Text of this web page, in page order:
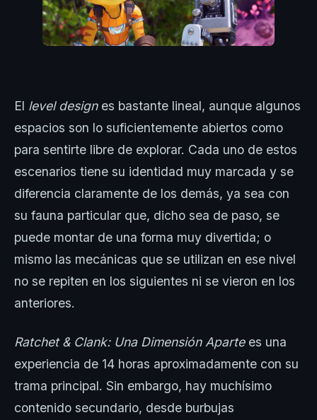
El level designes bastante lineal, aunque algunos
espacios son lo suficientemente abiertos como
para sentirte libre de explorar. Cada uno de estos
escenarios tiene su identidad muy marcada y se
diferencia claramente de los demás, ya sea con
su fauna particular que, dicho sea de paso, se
puede montar de una forma muy divertida; o
mismo las mecánicas que se utilizan en ese nivel
no se repiten en los siguientes ni se vieron en los
anteriores.
Ratchet & Clank: Una Dimensión Apartees una
experiencia de 14 horas aproximadamente con su
trama principal. Sin embargo, hay muchísimo
contenido secundario, desde burbujas